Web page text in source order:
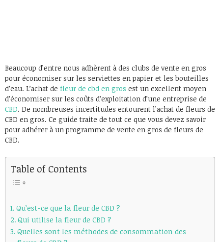
Beaucoup d’entre nous adhèrent à des clubs de vente en gros
pour économiser sur les serviettes en papier et les bouteilles
d’eau. L’achat de fleur de cbd en gros est un excellent moyen
d’économiser sur les coûts d’exploitation d’une entreprise de
CBD. De nombreuses incertitudes entourent l’achat de fleurs de
CBD en gros. Ce guide traite de tout ce que vous devez savoir
pour adhérer à un programme de vente en gros de fleurs de
CBD.
Table of Contents
Qu’est-ce que la fleur de CBD ?
Qui utilise la fleur de CBD ?
Quelles sont les méthodes de consommation des